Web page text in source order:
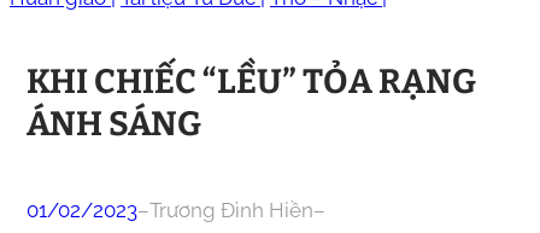
KHI CHIẾC “LỀU” TỎA RẠNG
ÁNH SÁNG
01/02/2023–Trương Đình Hiền–